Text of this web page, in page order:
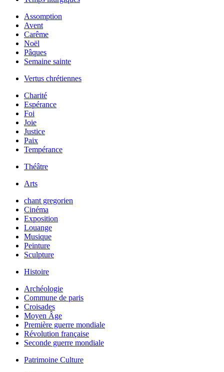
Assomption
Avent
Carême
Noël
Pâques
Semaine sainte
Vertus chrétiennes
Charité
Espérance
Foi
Joie
Justice
Paix
Tempérance
Théâtre
Arts
chant gregorien
Cinéma
Exposition
Louange
Musique
Peinture
Sculpture
Histoire
Archéologie
Commune de paris
Croisades
Moyen Âge
Première guerre mondiale
Révolution française
Seconde guerre mondiale
Patrimoine Culture